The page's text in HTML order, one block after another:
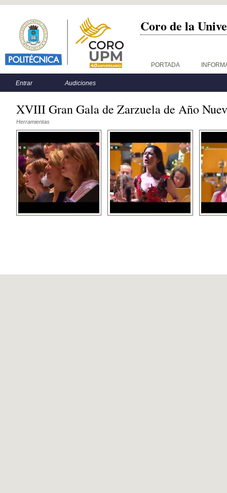
Coro de la
Menú principal PORTADA
Menú secundario
Entrar Audiciones
XVIII Gran Gala de Zarzuela de Año
Herramientas